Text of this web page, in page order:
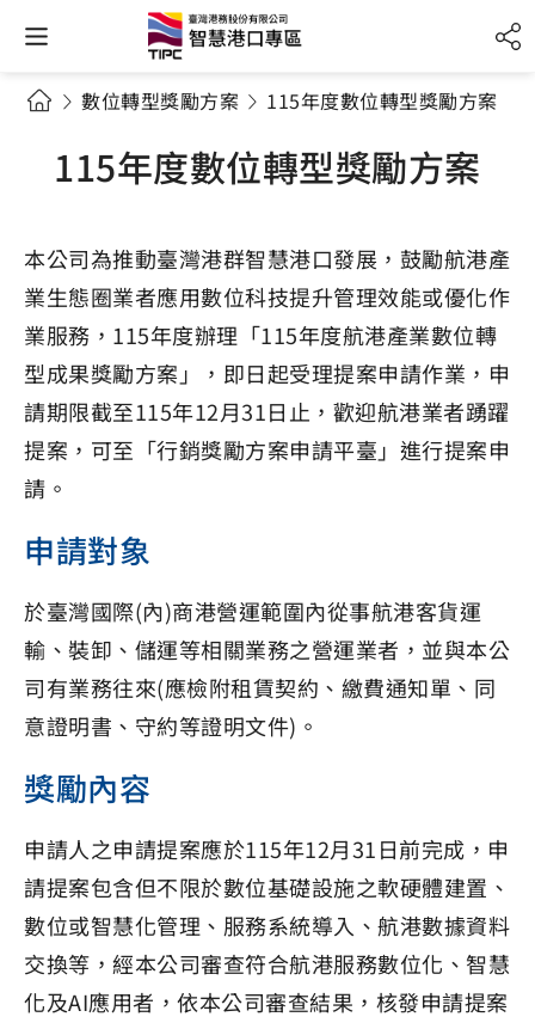
數位轉型獎勵方案 115年度數位轉型獎勵方案
115年度數位轉型獎勵方案
本公司為推動臺灣港群智慧港口發展，鼓勵航港產
業生態圈業者應用數位科技提升管理效能或優化作
業服務，115年度辦理「115年度航港產業數位轉
型成果獎勵方案」，即日起受理提案申請作業，申
請期限截至115年12月31日止，歡迎航港業者踴躍
提案，可至「行銷獎勵方案申請平臺」進行提案申
請。
申請對象
於臺灣國際(內)商港營運範圍內從事航港客貨運
輸、裝卸、儲運等相關業務之營運業者，並與本公
司有業務往來(應檢附租賃契約、繳費通知單、同
意證明書、守約等證明文件)。
獎勵內容
申請人之申請提案應於115年12月31日前完成，申
請提案包含但不限於數位基礎設施之軟硬體建置、
數位或智慧化管理、服務系統導入、航港數據資料
交換等，經本公司審查符合航港服務數位化、智慧
化及AI應用者，依本公司審查結果，核發申請提案